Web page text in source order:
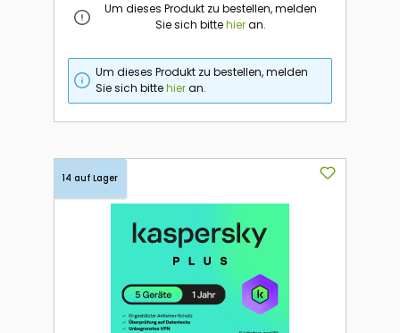
Um dieses Produkt zu bestellen, melden
Sie sich bittehieran.
Um dieses Produkt zu bestellen, melden
Sie sich bittehieran.
14 auf Lager